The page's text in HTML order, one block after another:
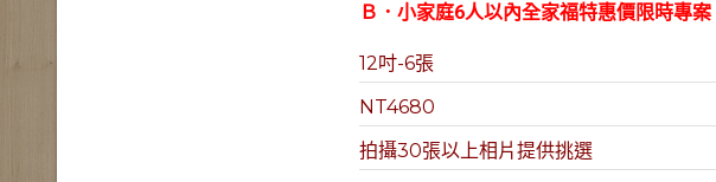
Ｂ．小家庭6人以內全家福特惠價限時專案
12吋-6張
NT4680
拍攝30張以上相片提供挑選